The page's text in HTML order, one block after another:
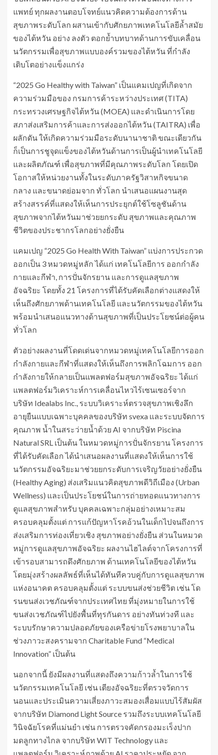
แพทย์ ทุกผลงานตอบโจทย์แนวคิดความต้องการด้าน
สุขภาพระดับโลก ผสานเข้ากับศักยภาพเทคโนโลยีล้ำสมัย
ของไต้หวัน อย่าง ลงตัว ตอกย้ำบทบาทด้านการขับเคลื่อน
นวัตกรรมเพื่อสุขภาพแบบองค์รวมของไต้หวัน ที่กำลัง
เติบโตอย่างแข็งแกร่ง
“2025 Go Healthy with Taiwan” เป็นแคมเปญที่เกิดจาก
ความร่วมมือของ กรมการค้าระหว่างประเทศ (TITA)
กระทรวงเศรษฐกิจไต้หวัน (MOEA) และดำเนินการโดย
สภาส่งเสริมการค้าและการส่งออกไต้หวัน (TAITRA) เพื่อ
ผลักดัน ให้เกิดความร่วมมือระดับนานาชาติ ขณะเดียวกัน
ก็เป็นการชูจุดแข็งของไต้หวันด้านการเป็นผู้นำเทคโนโลยี
และผลิตภัณฑ์ เพื่อสุขภาพที่มีคุณภาพระดับโลก โดยเปิด
โอกาสให้หน่วยงานทั้งในระดับภาครัฐวิสาหกิจขนาด
กลาง และขนาดย่อมจาก ทั่วโลก นำเสนอแผนงานสุด
สร้างสรรค์ที่แสดงให้เห็นการประยุกต์ใช้โซลูชันด้าน
สุขภาพจากไต้หวันมาช่วยยกระดับ สุขภาพและคุณภาพ
ชีวิตของประชากรโลกอย่างยั่งยืน
แคมเปญ “2025 Go Health With Taiwan” แบ่งการประกวด
ออกเป็น 3 หมวดหมู่หลัก ได้แก่ เทคโนโลยีการ ออกกำลัง
กายและกีฬา, การปั่นจักรยาน และการดูแลสุขภาพ
อัจฉริยะ โดยทั้ง 21 โครงการที่ได้รับคัดเลือกต่างแสดงให้
เห็นถึงศักยภาพด้านเทคโนโลยี และนวัตกรรมของไต้หวัน
พร้อมนำเสนอแนวทางด้านสุขภาพที่เป็นประโยชน์ต่อผู้คน
ทั่วโลก
ตัวอย่างผลงานที่โดดเด่นจากหมวดหมู่เทคโนโลยีการออก
กำลังกายและกีฬาที่แสดงให้เห็นถึงการพลิกโฉมการ ออก
กำลังกายให้กลายเป็นแพลตฟอร์มสุขภาพอัจฉริยะ ได้แก่
แพลตฟอร์มวิเคราะห์การเคลื่อนไหวไร้เซนเซอร์จาก
บริษัท Idealabs Inc., ระบบวิเคราะห์ตรวจสุขภาพเชิงลึก
อายุยืนแบบเฉพาะบุคคลของบริษัท svexa และระบบจัดการ
คุณภาพ น้ำในสระว่ายน้ำด้วย AI จากบริษัท Piscina
Natural SRL เป็นต้น ในหมวดหมู่การปั่นจักรยาน โครงการ
ที่ได้รับคัดเลือก ได้นำเสนอผลงานที่แสดงให้เห็นการใช้
นวัตกรรมอัจฉริยะมาช่วยยกระดับการเจริญวัยอย่างยั่งยืน
(Healthy Aging) ส่งเสริมแนวคิดสุขภาพดีวิถีเมือง (Urban
Wellness) และเป็นประโยชน์ในการถ่ายทอดแนวทางการ
ดูแลสุขภาพสำหรับ บุคคลเฉพาะกลุ่มอย่างเหมาะสม
ครอบคลุมตั้งแต่ การแก้ปัญหาโรคอ้วนในเด็กไปจนถึงการ
ส่งเสริมการท่องเที่ยวเชิง สุขภาพอย่างยั่งยืน ส่วนในหมวด
หมู่การดูแลสุขภาพอัจฉริยะ ผลงานไฮไลต์จากโครงการที่
เข้ารอบสามารถดึงศักยภาพ ด้านเทคโนโลยีของไต้หวัน
โดยมุ่งสร้างผลลัพธ์ที่เห็นได้ทันทีควบคู่กับการดูแลสุขภาพ
แห่งอนาคต ครอบคลุมตั้งแต่ ระบบขนส่งช่วยชีวิต เช่น โด
รนขนส่งเวชภัณฑ์จากประเทศไทย ที่มุ่งหมายในการใช้
ขนส่งเวชภัณฑ์ไปยังพื้นที่ทุรกันดาร อย่างทันท่วงที และ
ระบบรักษาความปลอดภัยของเครือข่ายโรงพยาบาลใน
ช่วงภาวะสงครามจาก Charitable Fund “Medical
Innovation” เป็นต้น
นอกจากนี้ ยังมีผลงานที่แสดงถึงความก้าวล้ำในการใช้
นวัตกรรมเทคโนโลยี เช่น เตียงอัจฉริยะที่ตรวจวัดการ
นอนและประเมินความเสี่ยงภาวะสมองเสื่อมแบบไร้สัมผัส
จากบริษัท Diamond Light Source รวมถึงระบบเทคโนโลยี
วินิจฉัยโรคที่แม่นยำ เช่น การตรวจคัดกรองมะเร็งปาก
มดลูกทางไกล จากบริษัท WIT Technology และ
แพลตฟอร์ม วิเคราะห์ภาพด้วย AI ราคาประหยัด จาก